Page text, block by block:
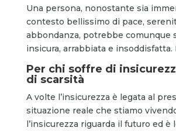
Una persona, nonostante sia
contesto bellissimo di pace,
abbondanza, potrebbe comunque
insicura, arrabbiata e insoddisfatta.
Per chi soffre di
di scarsità
A volte l’insicurezza è legata al
situazione reale che stiamo
l’insicurezza riguarda il futuro ed è